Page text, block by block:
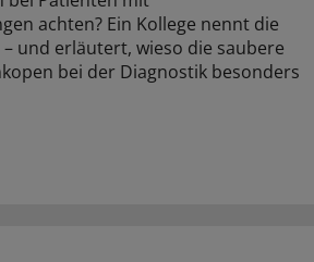
achten? Ein Kollege nennt die
und erläutert, wieso die saubere
bei der Diagnostik besonders